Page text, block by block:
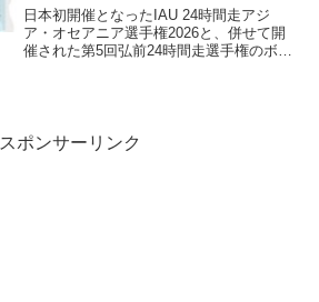
日本初開催となったIAU 24時間走アジ
ア・オセアニア選手権2026と、併せて開
催された第5回弘前24時間走選手権のボラ
スポンサーリンク